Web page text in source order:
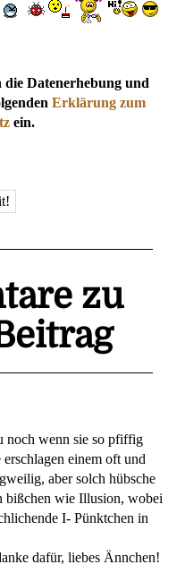
Datenerhebung und
Erklärung zum
ein.
zu
noch wenn sie so pfiffig
einem oft und
aber solch hübsche
bißchen wie Illusion, wobei
I- Pünktchen in
dafür, liebes Ännchen!